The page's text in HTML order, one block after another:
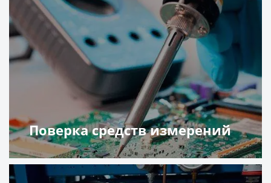
Поверка средств измерений
Подробнее